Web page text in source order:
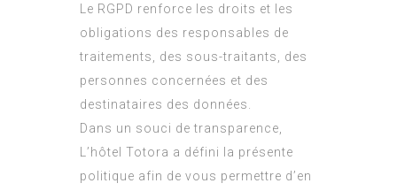
Le RGPD renforce les droits et les
obligations des responsables de
traitements, des sous-traitants, des
personnes concernées et des
destinataires des données.
Dans un souci de transparence,
L’hôtel Totora a défini la présente
politique afin de vous permettre d’en